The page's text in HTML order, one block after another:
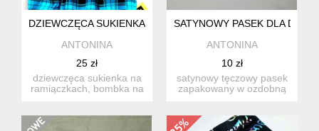
DZIEWCZĘCA SUKIENKA W KRATĘ 8-11 LAT
ANTONINA
25 zł
dziewczęca sukienka na
ramiączkach, bombka na
SATYNOWY PASEK DLA
ANTONINA
10 zł
satynowy tęczowy pasek
zapakowany w ozdobną